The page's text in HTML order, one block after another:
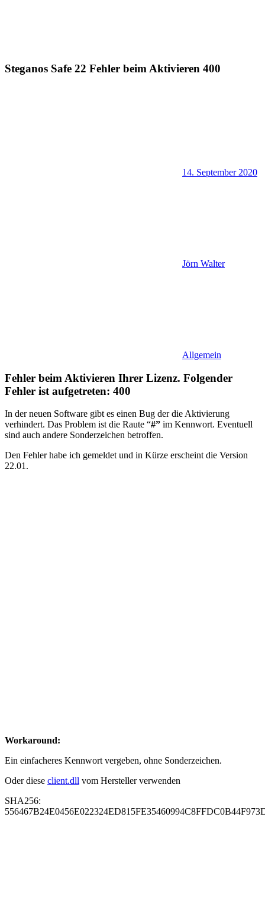
Steganos Safe 22 Fehler beim Aktivieren 400
14. September 2020
Jörn Walter
Allgemein
Fehler beim Aktivieren Ihrer Lizenz. Folgender
Fehler ist aufgetreten: 400
In der neuen Software gibt es einen Bug der die Aktivierung
verhindert. Das Problem ist die Raute “#” im Kennwort. Eventuell
sind auch andere Sonderzeichen betroffen.
Den Fehler habe ich gemeldet und in Kürze erscheint die Version
22.01.
Workaround:
Ein einfacheres Kennwort vergeben, ohne Sonderzeichen.
Oder diese client.dll vom Hersteller verwenden
SHA256: